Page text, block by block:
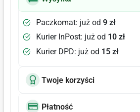
Paczkomat: już od 9 zł
Kurier InPost: już od 10 zł
Kurier DPD: już od 15 zł
Twoje korzyści
Płatność